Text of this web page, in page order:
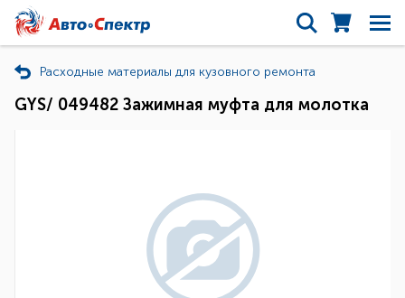
Расходные материалы для кузовного ремонта
GYS/ 049482 Зажимная муфта для молотка